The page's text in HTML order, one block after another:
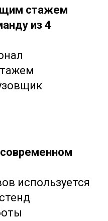
стажем
из 4
используется